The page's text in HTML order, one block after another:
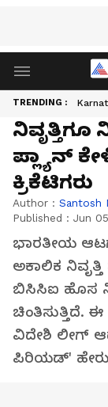
TRENDING :
ಪ್ಲ್ಯಾನ್‌
ಕ್ರಿಕೆಟಿಗರು
Author : Santosh
Published : Jun
ಭಾರತೀಯ
ಅಕಾಲಿಕ
ಬಿಸಿಸಿಐ ಹೊಸ
ಚಿಂತಿಸುತ್ತಿದೆ.
ವಿದೇಶಿ ಲೀಗ್
ಪಿರಿಯಡ್'